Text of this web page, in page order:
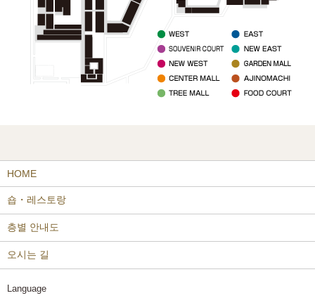
HOME
숍・레스토랑
층별 안내도
오시는 길
Language